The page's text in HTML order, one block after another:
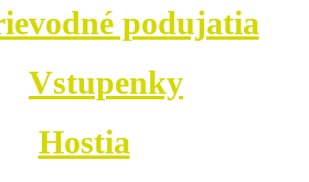
podujatia
Vstupenky
Hostia